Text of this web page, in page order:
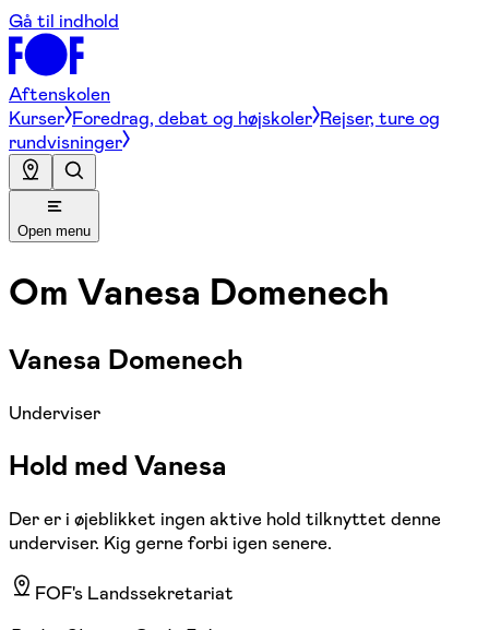
Gå til indhold
Aftenskolen
Kurser Foredrag, debat og højskoler Rejser, ture og
rundvisninger
Open menu
Om Vanesa Domenech
Vanesa Domenech
Underviser
Hold med Vanesa
Der er i øjeblikket ingen aktive hold tilknyttet denne
underviser. Kig gerne forbi igen senere.
FOF's Landssekretariat